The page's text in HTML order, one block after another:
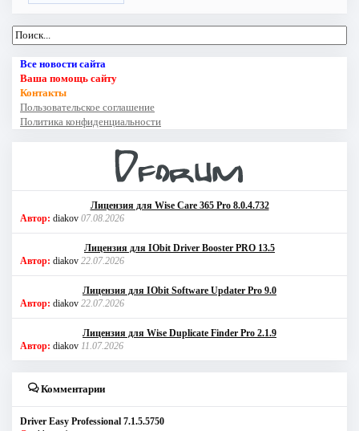
Все новости сайта
Ваша помощь сайту
Контакты
Пользовательское соглашение
Политика конфиденциальности
Лицензия для Wise Care 365 Pro 8.0.4.732
Автор: diakov 07.08.2026
Лицензия для IObit Driver Booster PRO 13.5
Автор: diakov 22.07.2026
Лицензия для IObit Software Updater Pro 9.0
Автор: diakov 22.07.2026
Лицензия для Wise Duplicate Finder Pro 2.1.9
Автор: diakov 11.07.2026
Комментарии
Driver Easy Professional 7.1.5.5750